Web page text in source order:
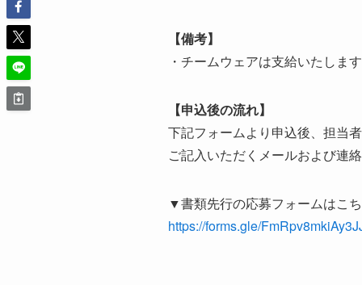
【備考】
・チームウェアは支給いたします
【申込後の流れ】
下記フォームより申込後、担当
ご記入いただくメールおよび連
▼書類先行の応募フォームはこ
https://forms.gle/